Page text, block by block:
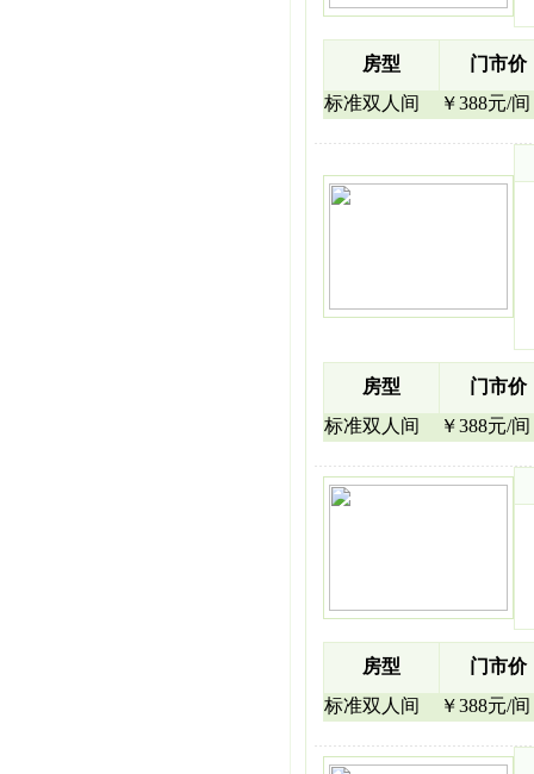
房型
门市价
标准双人间
￥388元/间
房型
门市价
标准双人间
￥388元/间
房型
门市价
标准双人间
￥388元/间